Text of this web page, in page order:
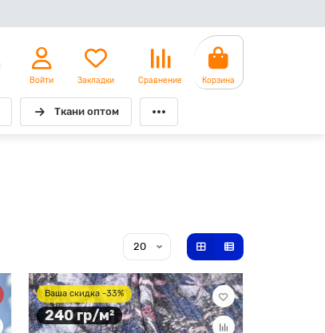
Войти Закладки Сравнение Корзина
Ткани оптом
Ваша скидка -33%
240 гр/м²